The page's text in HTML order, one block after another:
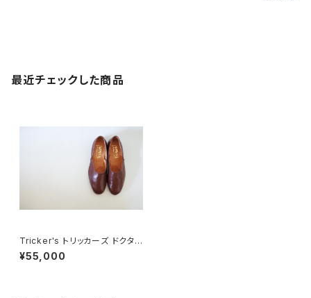
最近チェックした商品
Tricker's トリッカーズ ドクタ
ーシューズ 6-5
¥55,000